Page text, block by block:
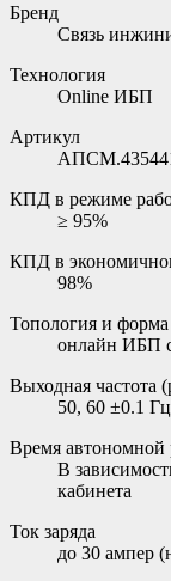
Бренд
Связь
Технология
Online ИБП
Артикул
КПД в режиме
≥ 95%
КПД в
98%
Топология и
онлайн ИБП
Выходная
50, 60 ±0.1 Гц
Время автономной
В
кабинета
Ток заряда
до 30 ампер